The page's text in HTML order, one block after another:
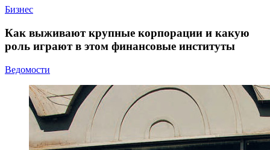
Бизнес
Как выживают крупные корпорации и какую
роль играют в этом финансовые институты
Ведомости